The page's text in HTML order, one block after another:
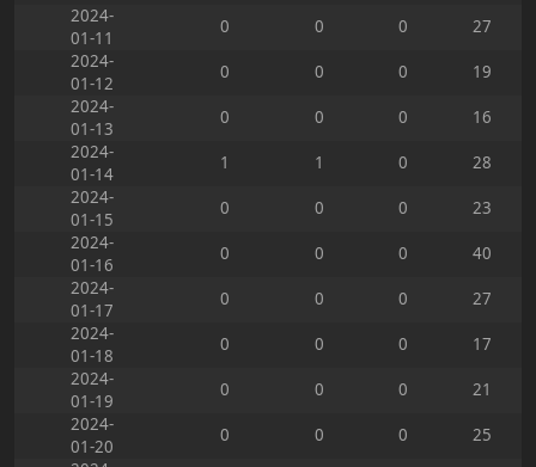
2024-
01-11
0 0 0
27
2024-
01-12
0 0 0
19
2024-
01-13
0 0 0
16
2024-
01-14
1 1 0
28
2024-
01-15
0 0 0
23
2024-
01-16
0 0 0
40
2024-
01-17
0 0 0
27
2024-
01-18
0 0 0
17
2024-
01-19
0 0 0
21
2024-
01-20
0 0 0
25